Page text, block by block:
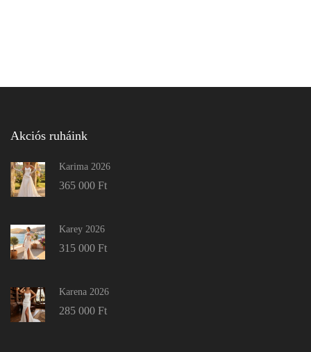
Akciós ruháink
Karima 2026
365 000 Ft
Karey 2026
315 000 Ft
Karena 2026
285 000 Ft